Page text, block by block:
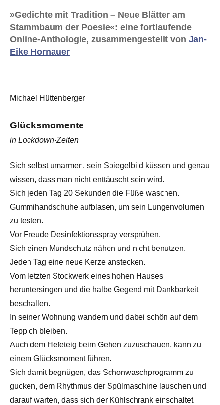
»Gedichte mit Tradition – Neue Blätter am
Stammbaum der Poesie«: eine fortlaufende
Online-Anthologie, zusammengestellt von Jan-
Eike Hornauer
Michael Hüttenberger
Glücksmomente
in Lockdown-Zeiten
Sich selbst umarmen, sein Spiegelbild küssen und genau
wissen, dass man nicht enttäuscht sein wird.
Sich jeden Tag 20 Sekunden die Füße waschen.
Gummihandschuhe aufblasen, um sein Lungenvolumen
zu testen.
Vor Freude Desinfektionsspray versprühen.
Sich einen Mundschutz nähen und nicht benutzen.
Jeden Tag eine neue Kerze anstecken.
Vom letzten Stockwerk eines hohen Hauses
heruntersingen und die halbe Gegend mit Dankbarkeit
beschallen.
In seiner Wohnung wandern und dabei schön auf dem
Teppich bleiben.
Auch dem Hefeteig beim Gehen zuzuschauen, kann zu
einem Glücksmoment führen.
Sich damit begnügen, das Schonwaschprogramm zu
gucken, dem Rhythmus der Spülmaschine lauschen und
darauf warten, dass sich der Kühlschrank einschaltet.